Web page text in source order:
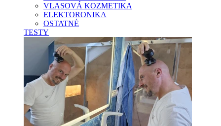
VLASOVÁ KOZMETIKA
ELEKTORONIKA
OSTATNÉ
TESTY